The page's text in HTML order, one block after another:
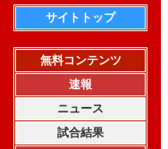
サイトトップ
無料コンテンツ
速報
ニュース
試合結果